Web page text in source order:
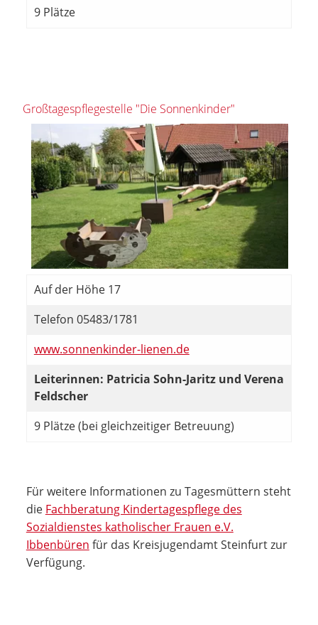
9 Plätze
Großtagespflegestelle "Die Sonnenkinder"
Auf der Höhe 17
Telefon 05483/1781
www.sonnenkinder-lienen.de
Leiterinnen: Patricia Sohn-Jaritz und Verena
Feldscher
9 Plätze (bei gleichzeitiger Betreuung)
Für weitere Informationen zu Tagesmüttern steht
die Fachberatung Kindertagespflege des
Sozialdienstes katholischer Frauen e.V.
Ibbenbüren für das Kreisjugendamt Steinfurt zur
Verfügung.